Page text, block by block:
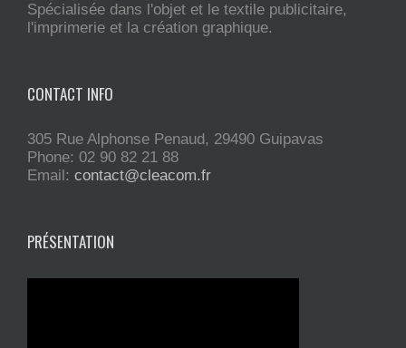
Spécialisée dans l'objet et le textile publicitaire,
l'imprimerie et la création graphique.
CONTACT INFO
305 Rue Alphonse Penaud, 29490 Guipavas
Phone: 02 90 82 21 88
Email: contact@cleacom.fr
PRÉSENTATION